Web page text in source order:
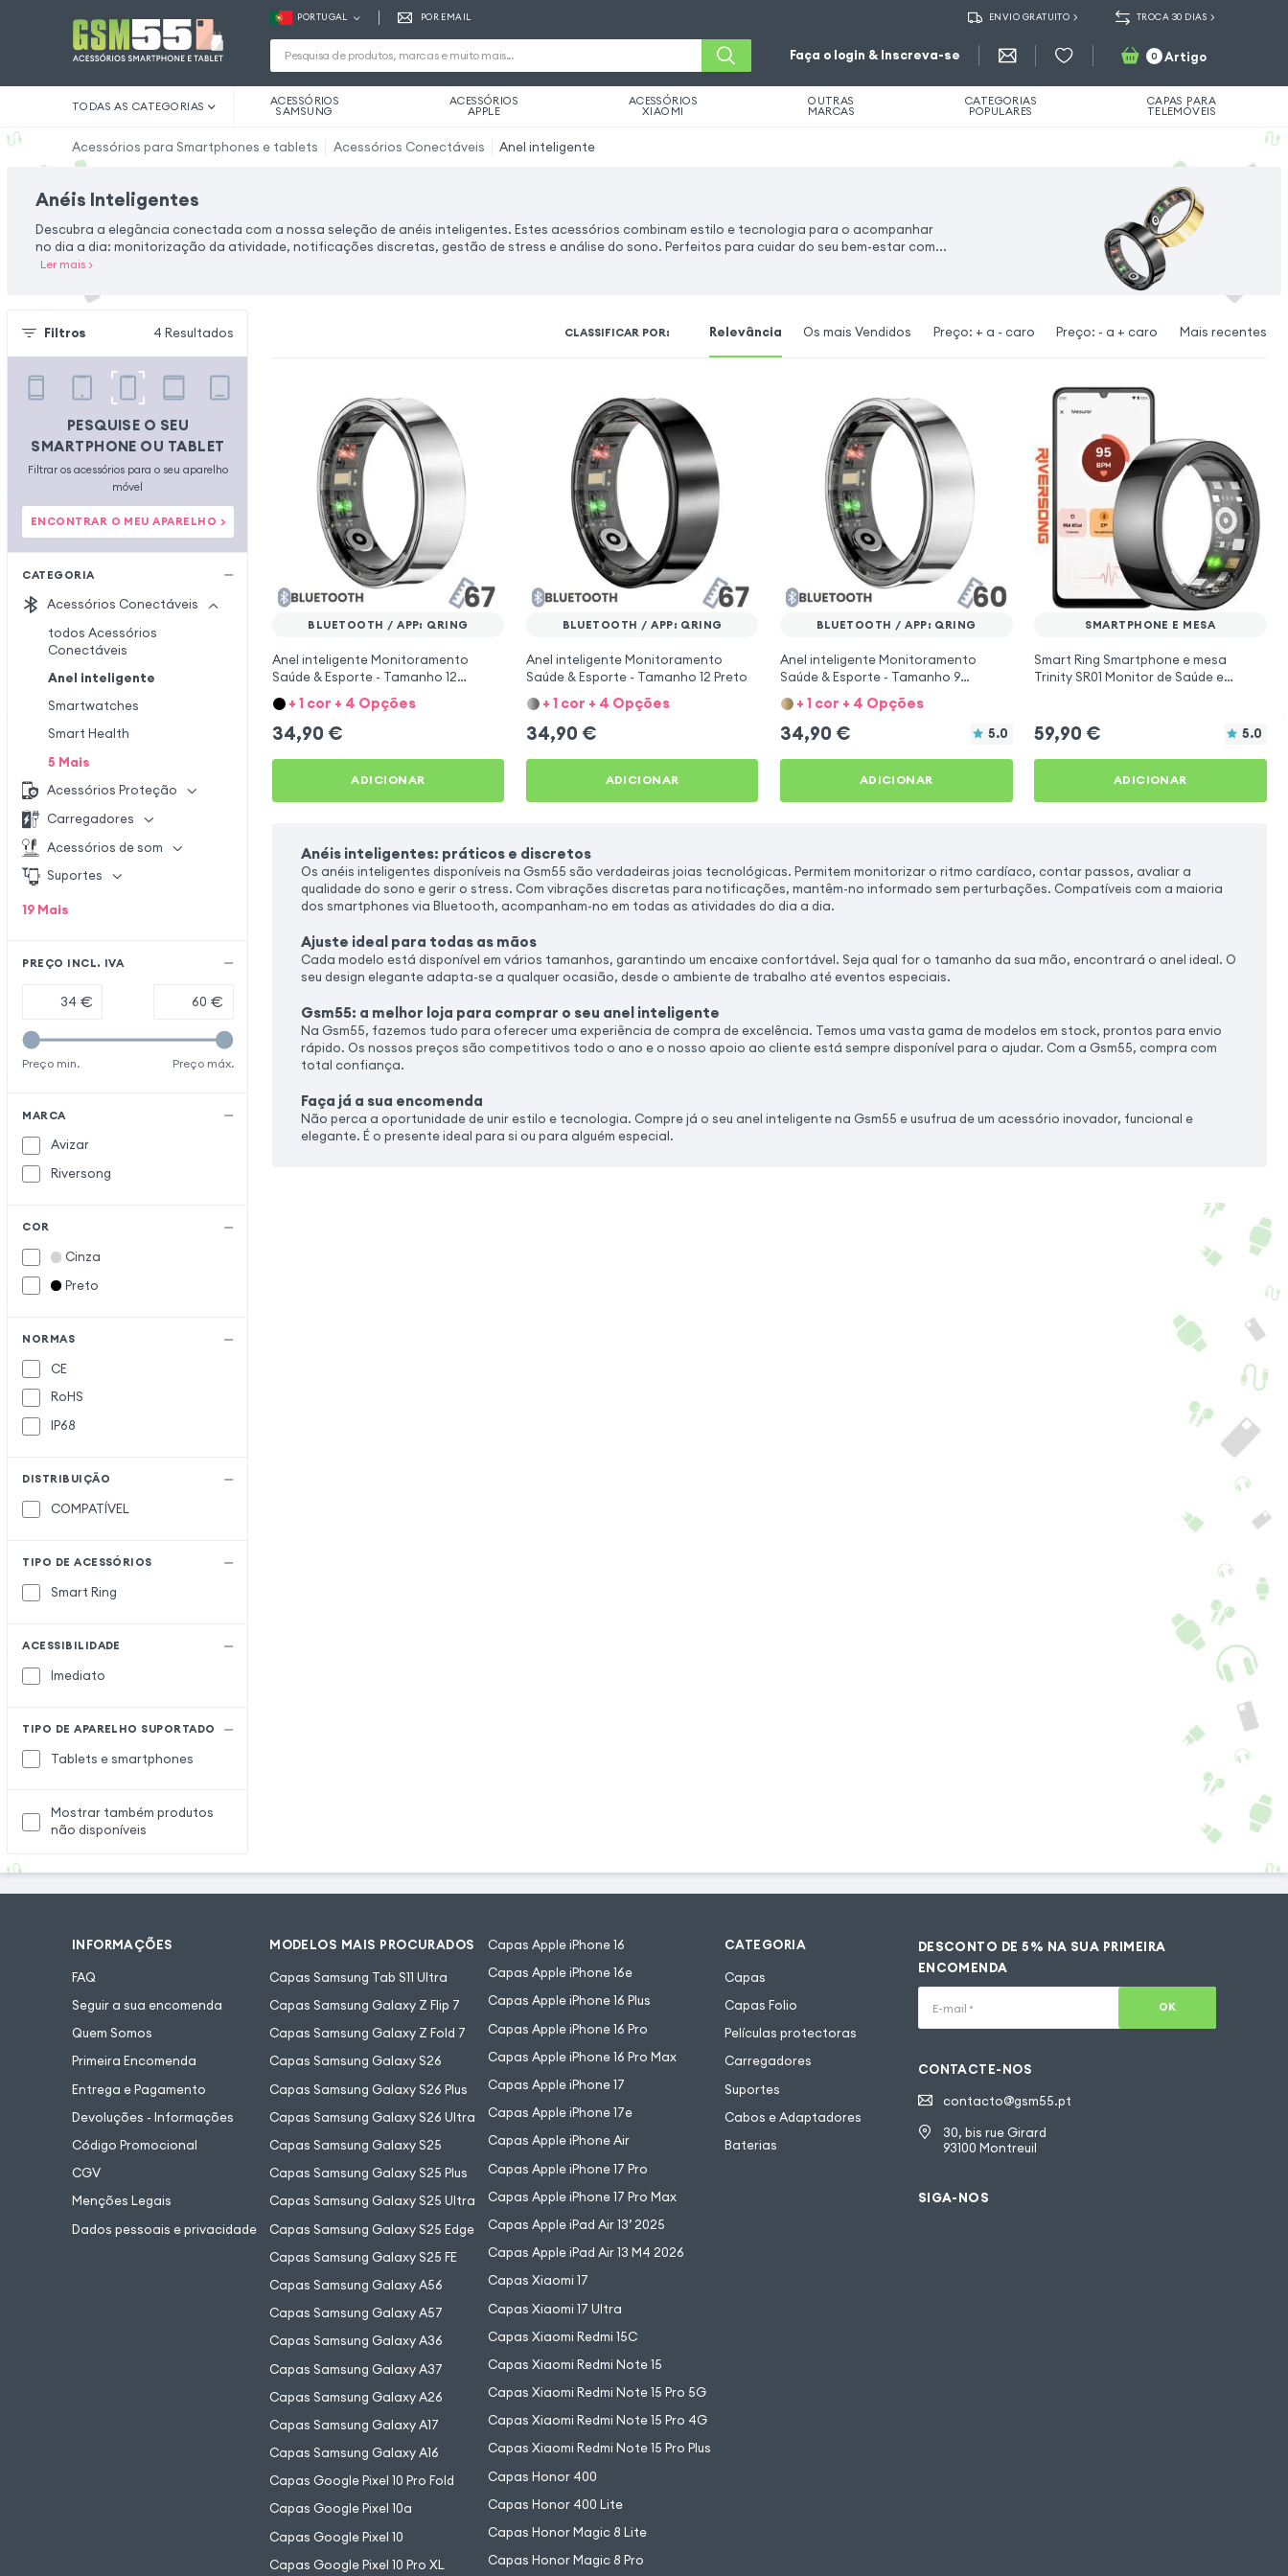
PORTUGAL POR EMAIL ENVIO GRATUITO TROCA 30 DIAS
Faça o login & Inscreva-se 0 Artigo
TODAS AS CATEGORIAS ACESSÓRIOS
SAMSUNG
ACESSÓRIOS
APPLE
ACESSÓRIOS
XIAOMI
OUTRAS
MARCAS
CATEGORIAS
POPULARES
CAPAS PARA
TELEMÓVEIS
Acessórios para Smartphones e tablets Acessórios Conectáveis Anel inteligente
Anéis Inteligentes
Descubra a elegância conectada com a nossa seleção de anéis inteligentes. Estes acessórios combinam estilo e tecnologia para o acompanhar
no dia a dia: monitorização da atividade, notificações discretas, gestão de stress e análise do sono. Perfeitos para cuidar do seu bem-estar com...
Ler mais>
Filtros 4 Resultados
PESQUISE O SEU
SMARTPHONE OU TABLET
Filtrar os acessórios para o seu aparelho
móvel
ENCONTRAR O MEU APARELHO >
CATEGORIA
Acessórios Conectáveis
todos Acessórios
Conectáveis
Anel inteligente
Smartwatches
Smart Health
5 Mais
Acessórios Proteção
Carregadores
Acessórios de som
Suportes
19 Mais
PREÇO INCL. IVA
€ €
Preço min. Preço máx.
MARCA
Avizar
Riversong
COR
Cinza
Preto
NORMAS
CE
RoHS
IP68
DISTRIBUIÇÃO
COMPATÍVEL
TIPO DE ACESSÓRIOS
Smart Ring
ACESSIBILIDADE
Imediato
TIPO DE APARELHO SUPORTADO
Tablets e smartphones
Mostrar também produtos
não disponíveis
CLASSIFICAR POR: Relevância Os mais Vendidos Preço: + a - caro Preço: - a + caro Mais recentes
BLUETOOTH / APP: QRING
Anel inteligente Monitoramento
Saúde & Esporte - Tamanho 12
Prateado
+ 1 cor + 4 Opções
34,90 €
ADICIONAR
BLUETOOTH / APP: QRING
Anel inteligente Monitoramento
Saúde & Esporte - Tamanho 12 Preto
+ 1 cor + 4 Opções
34,90 €
ADICIONAR
BLUETOOTH / APP: QRING
Anel inteligente Monitoramento
Saúde & Esporte - Tamanho 9
Prateado
+ 1 cor + 4 Opções
34,90 € 5.0
ADICIONAR
SMARTPHONE E MESA
Smart Ring Smartphone e mesa
Trinity SR01 Monitor de Saúde e
59,90 € 5.0
ADICIONAR
Anéis inteligentes: práticos e discretos
Os anéis inteligentes disponíveis na Gsm55 são verdadeiras joias tecnológicas. Permitem monitorizar o ritmo cardíaco, contar passos, avaliar a
qualidade do sono e gerir o stress. Com vibrações discretas para notificações, mantêm-no informado sem perturbações. Compatíveis com a maioria
dos smartphones via Bluetooth, acompanham-no em todas as atividades do dia a dia.
Ajuste ideal para todas as mãos
Cada modelo está disponível em vários tamanhos, garantindo um encaixe confortável. Seja qual for o tamanho da sua mão, encontrará o anel ideal. O
seu design elegante adapta-se a qualquer ocasião, desde o ambiente de trabalho até eventos especiais.
Gsm55: a melhor loja para comprar o seu anel inteligente
Na Gsm55, fazemos tudo para oferecer uma experiência de compra de excelência. Temos uma vasta gama de modelos em stock, prontos para envio
rápido. Os nossos preços são competitivos todo o ano e o nosso apoio ao cliente está sempre disponível para o ajudar. Com a Gsm55, compra com
total confiança.
Faça já a sua encomenda
Não perca a oportunidade de unir estilo e tecnologia. Compre já o seu anel inteligente na Gsm55 e usufrua de um acessório inovador, funcional e
elegante. É o presente ideal para si ou para alguém especial.
INFORMAÇÕES
FAQ
Seguir a sua encomenda
Quem Somos
Primeira Encomenda
Entrega e Pagamento
Devoluções - Informações
Código Promocional
CGV
Menções Legais
Dados pessoais e privacidade
MODELOS MAIS PROCURADOS
Capas Samsung Tab S11 Ultra
Capas Samsung Galaxy Z Flip 7
Capas Samsung Galaxy Z Fold 7
Capas Samsung Galaxy S26
Capas Samsung Galaxy S26 Plus
Capas Samsung Galaxy S26 Ultra
Capas Samsung Galaxy S25
Capas Samsung Galaxy S25 Plus
Capas Samsung Galaxy S25 Ultra
Capas Samsung Galaxy S25 Edge
Capas Samsung Galaxy S25 FE
Capas Samsung Galaxy A56
Capas Samsung Galaxy A57
Capas Samsung Galaxy A36
Capas Samsung Galaxy A37
Capas Samsung Galaxy A26
Capas Samsung Galaxy A17
Capas Samsung Galaxy A16
Capas Google Pixel 10 Pro Fold
Capas Google Pixel 10a
Capas Google Pixel 10
Capas Google Pixel 10 Pro XL
Capas Apple iPhone 16
Capas Apple iPhone 16e
Capas Apple iPhone 16 Plus
Capas Apple iPhone 16 Pro
Capas Apple iPhone 16 Pro Max
Capas Apple iPhone 17
Capas Apple iPhone 17e
Capas Apple iPhone Air
Capas Apple iPhone 17 Pro
Capas Apple iPhone 17 Pro Max
Capas Apple iPad Air 13’ 2025
Capas Apple iPad Air 13 M4 2026
Capas Xiaomi 17
Capas Xiaomi 17 Ultra
Capas Xiaomi Redmi 15C
Capas Xiaomi Redmi Note 15
Capas Xiaomi Redmi Note 15 Pro 5G
Capas Xiaomi Redmi Note 15 Pro 4G
Capas Xiaomi Redmi Note 15 Pro Plus
Capas Honor 400
Capas Honor 400 Lite
Capas Honor Magic 8 Lite
Capas Honor Magic 8 Pro
CATEGORIA
Capas
Capas Folio
Películas protectoras
Carregadores
Suportes
Cabos e Adaptadores
Baterias
DESCONTO DE 5% NA SUA PRIMEIRA
ENCOMENDA
E-mail * OK
CONTACTE-NOS
contacto@gsm55.pt
30, bis rue Girard
93100 Montreuil
SIGA-NOS